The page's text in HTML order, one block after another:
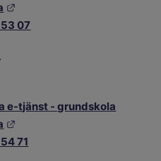
07
e-tjänst - grundskola
71